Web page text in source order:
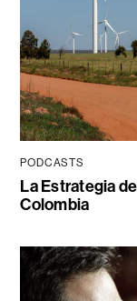
PODCASTS
La Estrategia
Colombia